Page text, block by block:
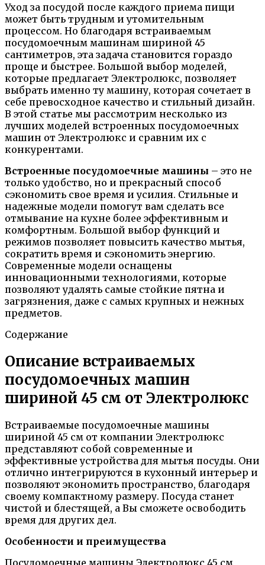
Уход за посудой после каждого приема пищи
может быть трудным и утомительным
процессом. Но благодаря встраиваемым
посудомоечным машинам шириной 45
сантиметров, эта задача становится гораздо
проще и быстрее. Большой выбор моделей,
которые предлагает Электролюкс, позволяет
выбрать именно ту машину, которая сочетает в
себе превосходное качество и стильный дизайн.
В этой статье мы рассмотрим несколько из
лучших моделей встроенных посудомоечных
машин от Электролюкс и сравним их с
конкурентами.
Встроенные посудомоечные машины – это не
только удобство, но и прекрасный способ
сэкономить свое время и усилия. Стильные и
надежные модели помогут вам сделать все
отмывание на кухне более эффективным и
комфортным. Большой выбор функций и
режимов позволяет повысить качество мытья,
сократить время и сэкономить энергию.
Современные модели оснащены
инновационными технологиями, которые
позволяют удалять самые стойкие пятна и
загрязнения, даже с самых крупных и нежных
предметов.
Содержание
Описание встраиваемых
посудомоечных машин
шириной 45 см от Электролюкс
Встраиваемые посудомоечные машины
шириной 45 см от компании Электролюкс
представляют собой современные и
эффективные устройства для мытья посуды. Они
отлично интегрируются в кухонный интерьер и
позволяют экономить пространство, благодаря
своему компактному размеру. Посуда станет
чистой и блестящей, а Вы сможете освободить
время для других дел.
Особенности и преимущества
Посудомоечные машины Электролюкс 45 см